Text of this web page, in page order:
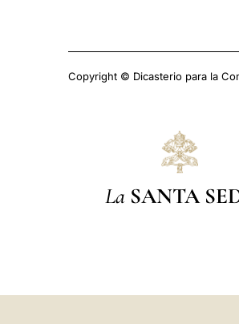
Copyright © Dicasterio para la
La SANTA